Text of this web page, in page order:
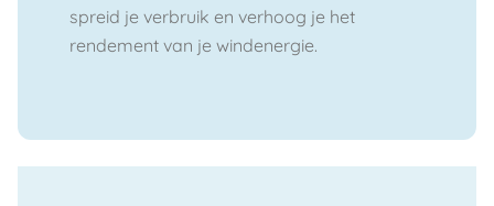
spreid je verbruik en verhoog je het
rendement van je windenergie.